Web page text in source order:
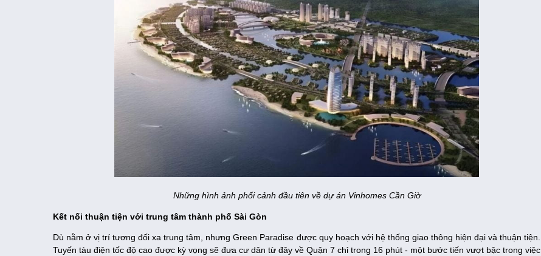
Những hình ảnh phối cảnh đầu tiên về dự án Vinhomes Cần Giờ
Kết nối thuận tiện với trung tâm thành phố Sài Gòn
Dù nằm ở vị trí tương đối xa trung tâm, nhưng Green Paradise được quy hoạch với hệ thống giao thông hiện đại và thuận tiện.
Tuyến tàu điện tốc độ cao được kỳ vọng sẽ đưa cư dân từ đây về Quận 7 chỉ trong 16 phút - một bước tiến vượt bậc trong việc